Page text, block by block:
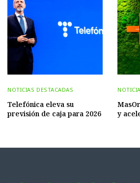
NOTICIAS DESTACADAS
Telefónica eleva su
previsión de caja para 2026
y